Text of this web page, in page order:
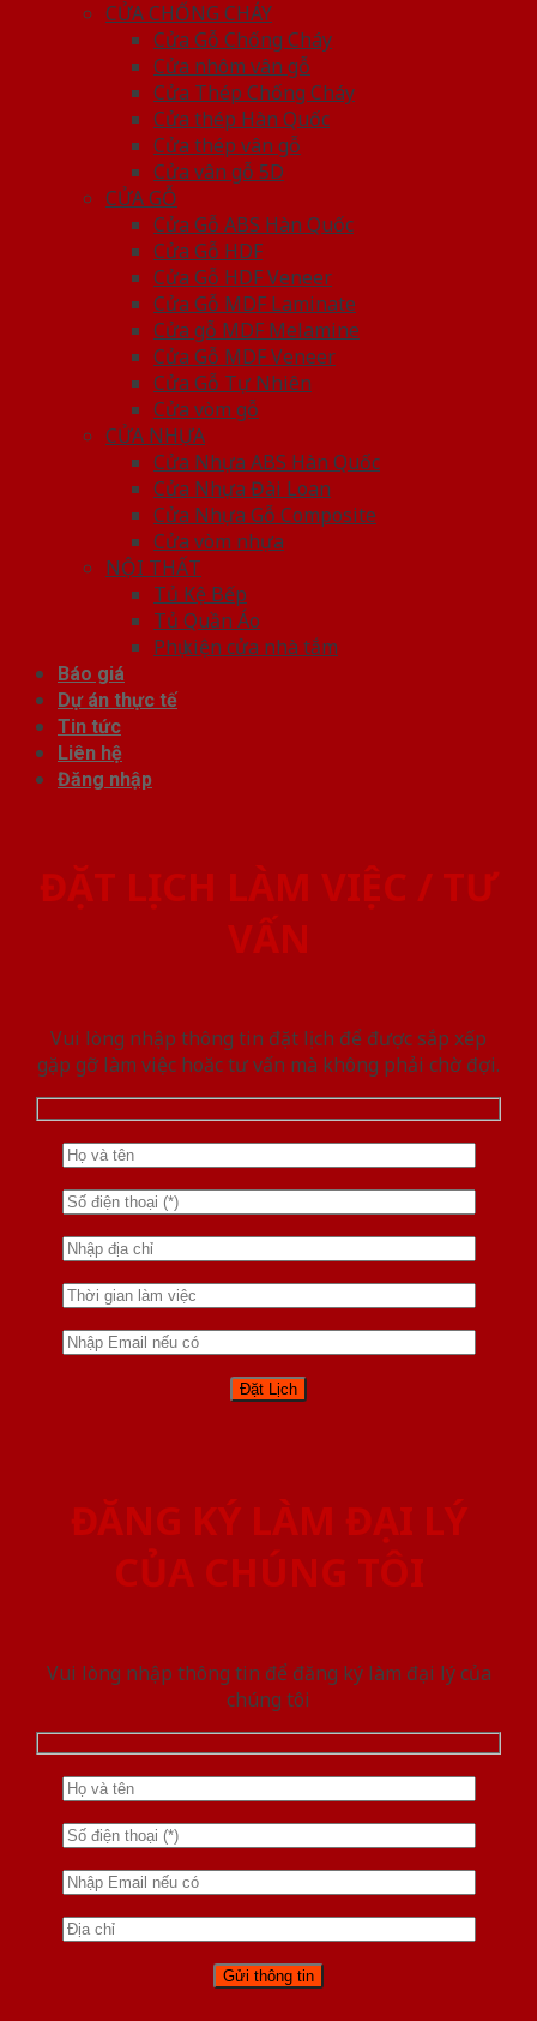
CỬA CHỐNG CHÁY
Cửa Gỗ Chống Cháy
Cửa nhôm vân gỗ
Cửa Thép Chống Cháy
Cửa thép Hàn Quốc
Cửa thép vân gỗ
Cửa vân gỗ 5D
CỬA GỖ
Cửa Gỗ ABS Hàn Quốc
Cửa Gỗ HDF
Cửa Gỗ HDF Veneer
Cửa Gỗ MDF Laminate
Cửa gỗ MDF Melamine
Cửa Gỗ MDF Veneer
Cửa Gỗ Tự Nhiên
Cửa vòm gỗ
CỬA NHỰA
Cửa Nhựa ABS Hàn Quốc
Cửa Nhựa Đài Loan
Cửa Nhựa Gỗ Composite
Cửa vòm nhựa
NỘI THẤT
Tủ Kệ Bếp
Tủ Quần Áo
Phụ kiện cửa nhà tắm
Báo giá
Dự án thực tế
Tin tức
Liên hệ
Đăng nhập
ĐẶT LỊCH LÀM VIỆC / TƯ
VẤN
Vui lòng nhập thông tin đặt lịch để được sắp xếp
gặp gỡ làm việc hoăc tư vấn mà không phải chờ đợi.
ĐĂNG KÝ LÀM ĐẠI LÝ
CỦA CHÚNG TÔI
Vui lòng nhập thông tin để đăng ký làm đại lý của
chúng tôi